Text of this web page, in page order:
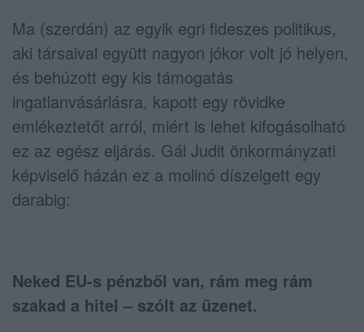
Ma (szerdán) az egyik egri fideszes politikus,
aki társaival együtt nagyon jókor volt jó helyen,
és behúzott egy kis támogatás
ingatlanvásárlásra, kapott egy rövidke
emlékeztetőt arról, miért is lehet kifogásolható
ez az egész eljárás. Gál Judit önkormányzati
képviselő házán ez a molinó díszelgett egy
darabig:
Neked EU-s pénzből van, rám meg rám
szakad a hitel – szólt az üzenet.